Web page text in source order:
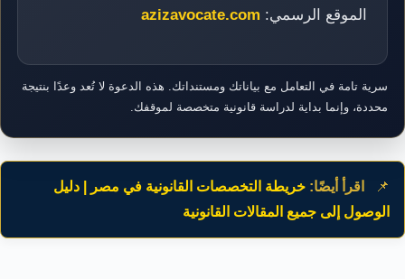
الموقع الرسمي: azizavocate.com
سرية تامة في التعامل مع بياناتك ومستنداتك. هذه الدعوة لا تُعد وعدًا بنتيجة
محددة، وإنما بداية لدراسة قانونية متخصصة لموقفك.
📌 اقرأ أيضًا: خريطة التخصصات القانونية في مصر | دليل
الوصول إلى جميع المقالات القانونية